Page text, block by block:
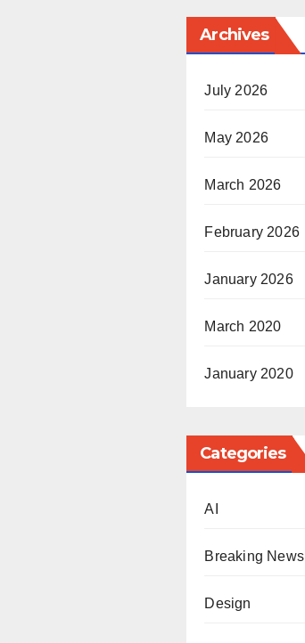
Archives
July 2026
May 2026
March 2026
February 2026
January 2026
March 2020
January 2020
Categories
AI
Breaking News
Design